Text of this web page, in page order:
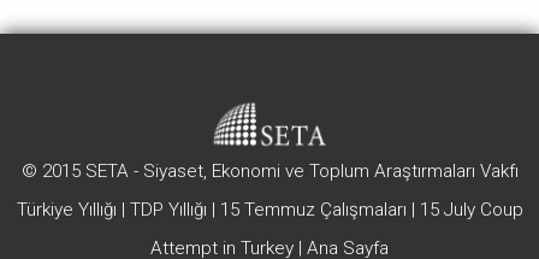
© 2015 SETA - Siyaset, Ekonomi ve Toplum Araştırmaları Vakfı
Türkiye Yıllığı
TDP Yıllığı 15 Temmuz Çalışmaları
15 July Coup
Attempt in Turkey
Ana Sayfa